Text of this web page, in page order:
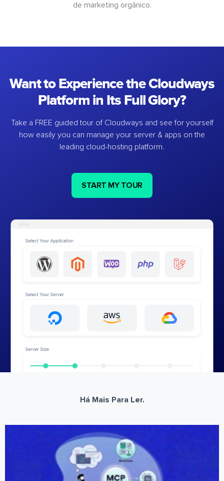
de marketing orgânico.
Want to Experience the Cloudways
Platform in Its Full Glory?
Take a FREE guided tour of Cloudways and see for yourself
how easily you can manage your server & apps on the
leading cloud-hosting platform.
START MY TOUR
Há Mais Para Ler.